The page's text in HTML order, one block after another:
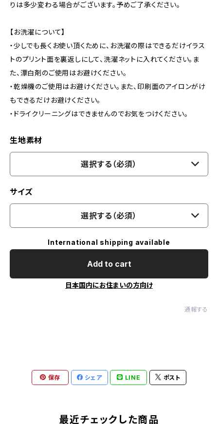
りは多少変わる場合がございます。予めご了承ください。
【お洗濯について】
・少しでも長くお使い頂くために、お洗濯の際はできるだけイラス
トのプリント面を裏返しにして、洗濯ネットに入れてください。ま
た、漂白剤のご使用はお避けください。
・乾燥機のご使用はお避けください。また、印刷面のアイロンがけ
もできるだけお避けください。
・ドライクリーニングはできませんのでお気をつけください。
生地素材
選択する（必須）
サイズ
選択する（必須）
International shipping available
Add to cart
日本国内にお住まいの方向け
通報する
保存 シェア LINE ポスト
最近チェックした商品